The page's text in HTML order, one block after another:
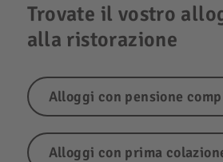
Trovate il vostro
alla ristorazione
Alloggi con pensione
Alloggi con prima